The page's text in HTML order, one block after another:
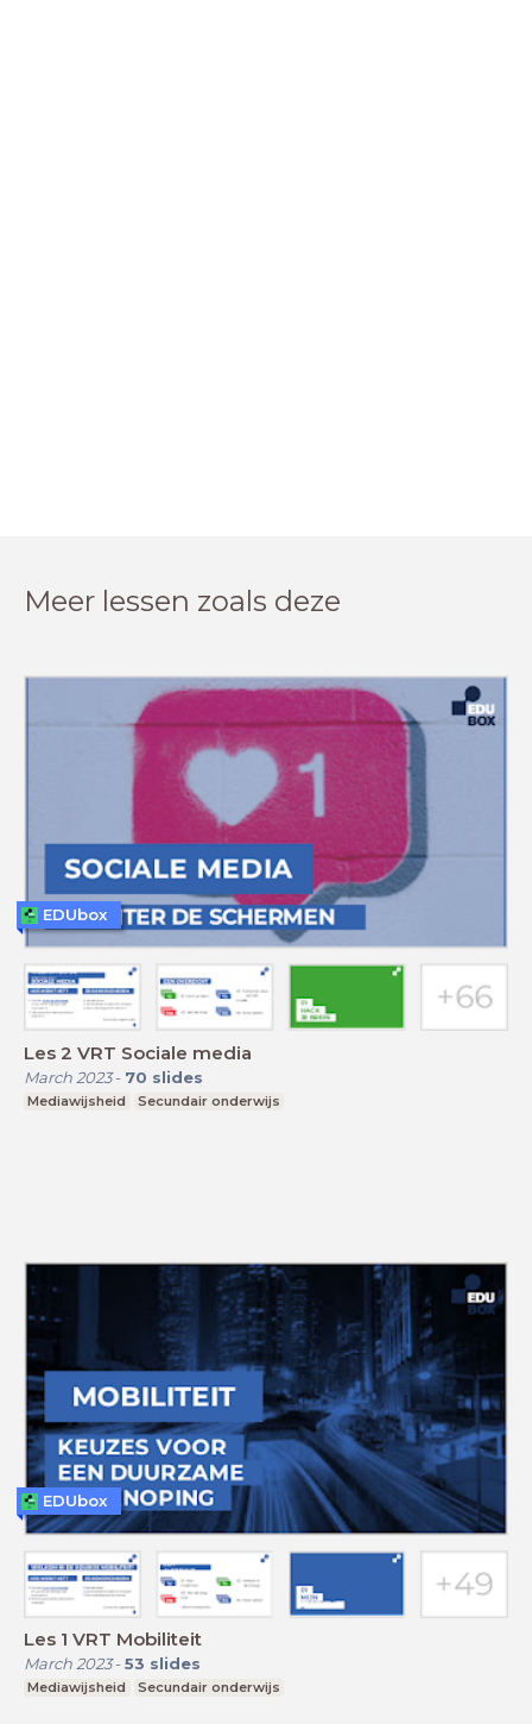
Meer lessen zoals deze
Les 2 VRT Sociale media
March 2023- 70 slides
Mediawijsheid Secundair onderwijs
EDUbox
Les 1 VRT Mobiliteit
March 2023- 53 slides
Mediawijsheid Secundair onderwijs
EDUbox